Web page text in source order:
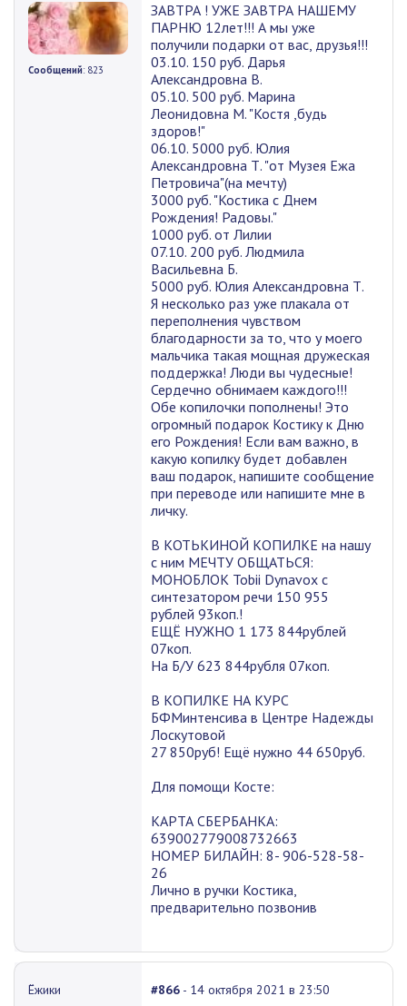
Сообщений: 823
ЗАВТРА ! УЖЕ ЗАВТРА НАШЕМУ
ПАРНЮ 12лет!!! А мы уже
получили подарки от вас, друзья!!!
03.10. 150 руб. Дарья
Александровна В.
05.10. 500 руб. Марина
Леонидовна М. "Костя ,будь
здоров!"
06.10. 5000 руб. Юлия
Александровна Т. "от Музея Ежа
Петровича"(на мечту)
3000 руб. "Костика с Днем
Рождения! Радовы."
1000 руб. от Лилии
07.10. 200 руб. Людмила
Васильевна Б.
5000 руб. Юлия Александровна Т.
Я несколько раз уже плакала от
переполнения чувством
благодарности за то, что у моего
мальчика такая мощная дружеская
поддержка! Люди вы чудесные!
Сердечно обнимаем каждого!!!
Обе копилочки пополнены! Это
огромный подарок Костику к Дню
его Рождения! Если вам важно, в
какую копилку будет добавлен
ваш подарок, напишите сообщение
при переводе или напишите мне в
личку.
В КОТЬКИНОЙ КОПИЛКЕ на нашу
с ним МЕЧТУ ОБЩАТЬСЯ:
МОНОБЛОК Tobii Dynavox с
синтезатором речи 150 955
рублей 93коп.!
ЕЩЁ НУЖНО 1 173 844рублей
07коп.
На Б/У 623 844рубля 07коп.
В КОПИЛКЕ НА КУРС
БФМинтенсива в Центре Надежды
Лоскутовой
27 850руб! Ещё нужно 44 650руб.
Для помощи Косте:
КАРТА СБЕРБАНКА:
639002779008732663
НОМЕР БИЛАЙН: 8- 906-528-58-
26
Лично в ручки Костика,
предварительно позвонив
Ёжики #866 - 14 октября 2021 в 23:50